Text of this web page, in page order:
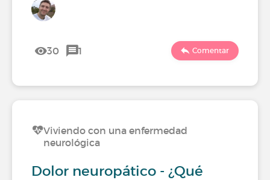
30 1 Comentar
Viviendo con una enfermedad
neurológica
Dolor neuropático - ¿Qué